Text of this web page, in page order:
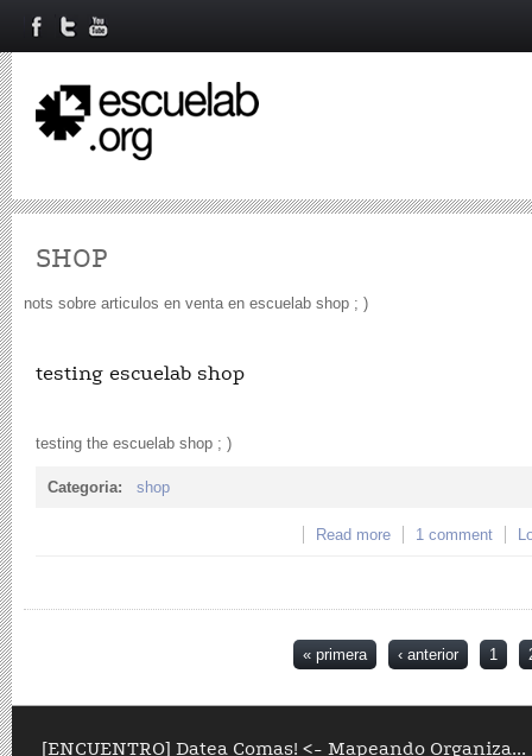
SHOP
nots sobre articulos en venta en escuelab shop ; )
testing escuelab shop
testing the escuelab shop ; )
Categoria: shop
Read more about testing
1 comment
« primera ‹ anterior 1
[ENCUENTRO] Datea Comas! <- Mapeando Organiza...